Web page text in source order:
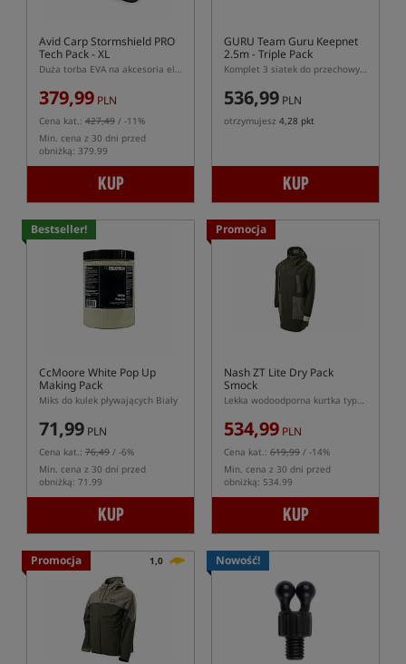
Avid Carp Stormshield PRO
Tech Pack - XL
Duża torba EVA na akcesoria elektroniczne
379,99 PLN
Cena kat.: 427,49 / -11%
Min. cena z 30 dni przed
obniżką: 379.99
KUP
GURU Team Guru Keepnet
2.5m - Triple Pack
Komplet 3 siatek do przechowywania ryb
536,99 PLN
otrzymujesz 4,28 pkt
KUP
Bestseller!
CcMoore White Pop Up
Making Pack
Miks do kulek pływających Biały
71,99 PLN
Cena kat.: 76,49 / -6%
Min. cena z 30 dni przed
obniżką: 71.99
KUP
Promocja
Nash ZT Lite Dry Pack
Smock
Lekka wodoodporna kurtka typu smock
534,99 PLN
Cena kat.: 619,99 / -14%
Min. cena z 30 dni przed
obniżką: 534.99
KUP
Promocja 1,0 Nowość!